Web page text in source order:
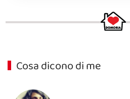
Cosa dicono di me